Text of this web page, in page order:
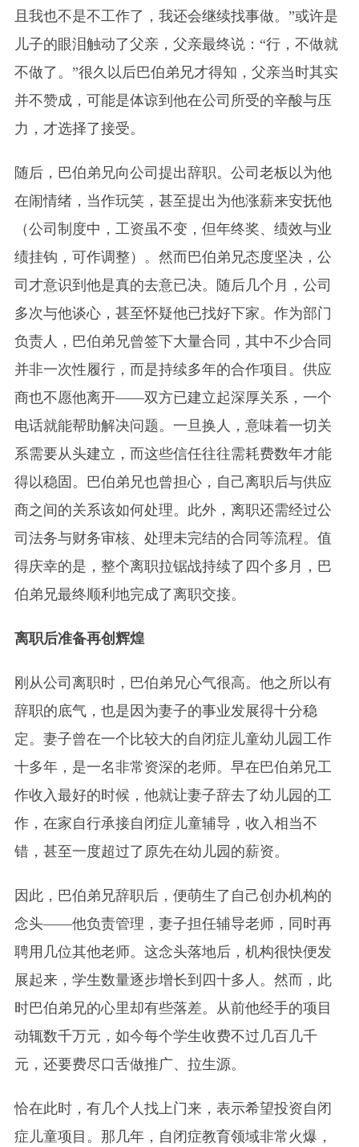
且我也不是不工作了，我还会继续找事做。”或许是
儿子的眼泪触动了父亲，父亲最终说：“行，不做就
不做了。”很久以后巴伯弟兄才得知，父亲当时其实
并不赞成，可能是体谅到他在公司所受的辛酸与压
力，才选择了接受。
随后，巴伯弟兄向公司提出辞职。公司老板以为他
在闹情绪，当作玩笑，甚至提出为他涨薪来安抚他
（公司制度中，工资虽不变，但年终奖、绩效与业
绩挂钩，可作调整）。然而巴伯弟兄态度坚决，公
司才意识到他是真的去意已决。随后几个月，公司
多次与他谈心，甚至怀疑他已找好下家。作为部门
负责人，巴伯弟兄曾签下大量合同，其中不少合同
并非一次性履行，而是持续多年的合作项目。供应
商也不愿他离开——双方已建立起深厚关系，一个
电话就能帮助解决问题。一旦换人，意味着一切关
系需要从头建立，而这些信任往往需耗费数年才能
得以稳固。巴伯弟兄也曾担心，自己离职后与供应
商之间的关系该如何处理。此外，离职还需经过公
司法务与财务审核、处理未完结的合同等流程。值
得庆幸的是，整个离职拉锯战持续了四个多月，巴
伯弟兄最终顺利地完成了离职交接。
离职后准备再创辉煌
刚从公司离职时，巴伯弟兄心气很高。他之所以有
辞职的底气，也是因为妻子的事业发展得十分稳
定。妻子曾在一个比较大的自闭症儿童幼儿园工作
十多年，是一名非常资深的老师。早在巴伯弟兄工
作收入最好的时候，他就让妻子辞去了幼儿园的工
作，在家自行承接自闭症儿童辅导，收入相当不
错，甚至一度超过了原先在幼儿园的薪资。
因此，巴伯弟兄辞职后，便萌生了自己创办机构的
念头——他负责管理，妻子担任辅导老师，同时再
聘用几位其他老师。这念头落地后，机构很快便发
展起来，学生数量逐步增长到四十多人。然而，此
时巴伯弟兄的心里却有些落差。从前他经手的项目
动辄数千万元，如今每个学生收费不过几百几千
元，还要费尽口舌做推广、拉生源。
恰在此时，有几个人找上门来，表示希望投资自闭
症儿童项目。那几年，自闭症教育领域非常火爆，